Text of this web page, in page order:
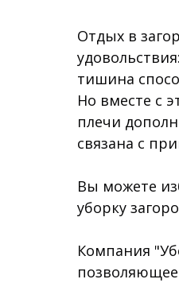
Отдых в
тишина
Но вместе с
плечи
связана с
Вы можете
уборку
Компания